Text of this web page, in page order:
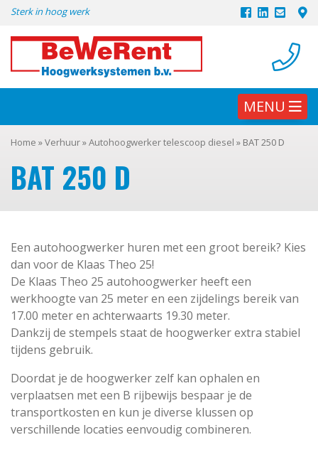
Skip
content
Sterk in hoog werk
MENU
Home »Verhuur»Autohoogwerker telescoop diesel » BAT 250 D
BAT 250 D
Een autohoogwerker huren met een groot bereik? Kies
dan voor de Klaas Theo 25!
De Klaas Theo 25 autohoogwerker heeft een
werkhoogte van 25 meter en een zijdelings bereik van
17.00 meter en achterwaarts 19.30 meter.
Dankzij de stempels staat de hoogwerker extra stabiel
tijdens gebruik.
Doordat je de hoogwerker zelf kan ophalen en
verplaatsen met een B rijbewijs bespaar je de
transportkosten en kun je diverse klussen op
verschillende locaties eenvoudig combineren.